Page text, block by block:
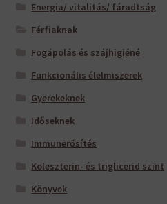
Energia/ vitalitás/ fáradtság
Férfiaknak
Fogápolás és szájhigiéné
Funkcionális élelmiszerek
Gyerekeknek
Időseknek
Immunerősítés
Koleszterin- és triglicerid szint
Könyvek